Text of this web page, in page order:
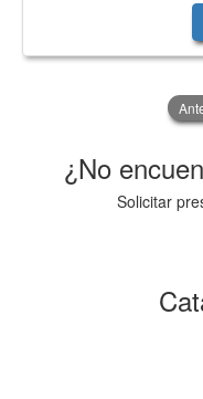
¿No
Solicitar